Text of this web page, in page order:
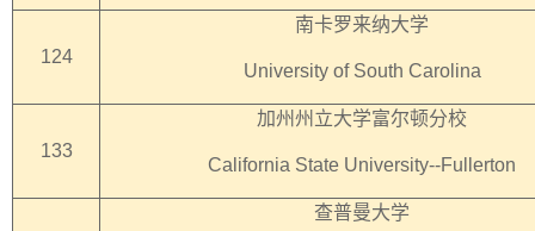
124
南卡罗来纳大学
University of South Carolina
133
加州州立大学富尔顿分校
California State University--Fullerton
查普曼大学